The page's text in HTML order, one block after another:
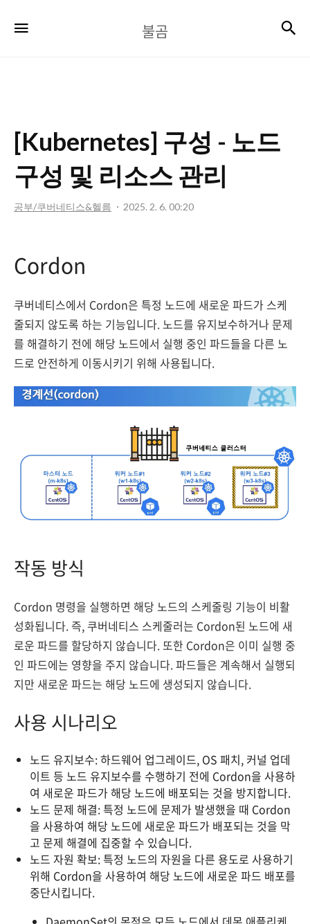
곰
불곰
[Kubernetes] 구성 - 노드
구성 및 리소스 관리
공부/쿠버네티스&헬름 2025. 2. 6. 00:20
Cordon
쿠버네티스에서 Cordon은 특정 노드에 새로운 파드가 스케
줄되지 않도록 하는 기능입니다. 노드를 유지보수하거나 문제
를 해결하기 전에 해당 노드에서 실행 중인 파드들을 다른 노
드로 안전하게 이동시키기 위해 사용됩니다.
작동 방식
Cordon 명령을 실행하면 해당 노드의 스케줄링 기능이 비활
성화됩니다. 즉, 쿠버네티스 스케줄러는 Cordon된 노드에 새
로운 파드를 할당하지 않습니다. 또한 Cordon은 이미 실행 중
인 파드에는 영향을 주지 않습니다. 파드들은 계속해서 실행되
지만 새로운 파드는 해당 노드에 생성되지 않습니다.
사용 시나리오
노드 유지보수: 하드웨어 업그레이드, OS 패치, 커널 업데
이트 등 노드 유지보수를 수행하기 전에 Cordon을 사용하
여 새로운 파드가 해당 노드에 배포되는 것을 방지합니다.
노드 문제 해결: 특정 노드에 문제가 발생했을 때 Cordon
을 사용하여 해당 노드에 새로운 파드가 배포되는 것을 막
고 문제 해결에 집중할 수 있습니다.
노드 자원 확보: 특정 노드의 자원을 다른 용도로 사용하기
위해 Cordon을 사용하여 해당 노드에 새로운 파드 배포를
중단시킵니다.